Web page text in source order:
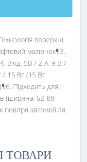
поверхні:
малюнок¶3.
Вхід: 5В / 2 А. 9 В /
/ 15 Вт (15 Вт
Підходить для
(ширина: 62-88
автомобіля.
ТОВАРИ